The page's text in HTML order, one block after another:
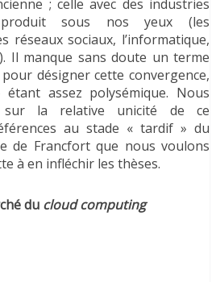
; celle avec des industries
sous nos yeux (les
réseaux sociaux, l’informatique,
Il manque sans doute un terme
désigner cette convergence,
assez polysémique. Nous
sur la relative unicité de ce
au stade « tardif » du
de Francfort que nous voulons
à en infléchir les thèses.
du cloud computing